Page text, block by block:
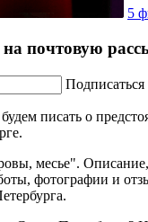
5
почтовую
Подписаться
писать о
месье".
фотографии и